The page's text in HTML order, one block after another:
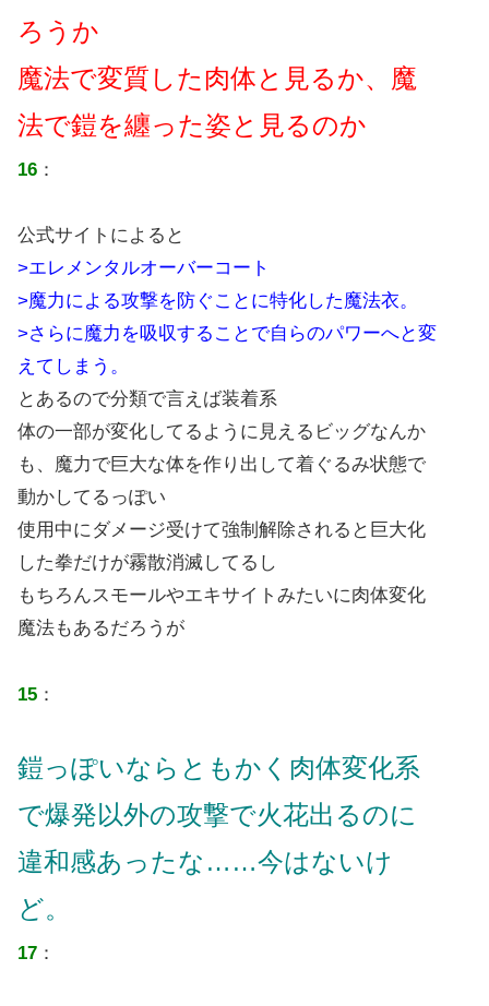
ろうか
魔法で変質した肉体と見るか、魔
法で鎧を纏った姿と見るのか
16 ：
公式サイトによると
>エレメンタルオーバーコート
>魔力による攻撃を防ぐことに特化した魔法衣。
>さらに魔力を吸収することで自らのパワーへと変
えてしまう。
とあるので分類で言えば装着系
体の一部が変化してるように見えるビッグなんか
も、魔力で巨大な体を作り出して着ぐるみ状態で
動かしてるっぽい
使用中にダメージ受けて強制解除されると巨大化
した拳だけが霧散消滅してるし
もちろんスモールやエキサイトみたいに肉体変化
魔法もあるだろうが
15 ：
鎧っぽいならともかく肉体変化系
で爆発以外の攻撃で火花出るのに
違和感あったな……今はないけ
ど。
17 ：